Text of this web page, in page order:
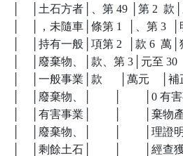
│    │土石方者│、第 49 │第 2
│    │，未隨車│條第 1  │、第 3
│    │持有一般│項第 2  │款 6
│    │廢棄物、│款、第 3│元至 30
│    │一般事業│款      │萬元    │
│    │廢棄物、│        │        │0
│    │有害事業│        │        │棄
│    │廢棄物、│        │        │理證
│    │剩餘土石│        │        │經查